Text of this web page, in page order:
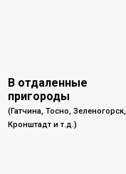
В отдаленные
пригороды
(Гатчина, Тосно, Зеленогорск,
Кронштадт и т.д.)